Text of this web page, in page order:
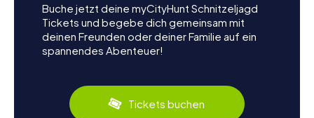
Buche jetzt deine myCityHunt Schnitzeljagd
Tickets und begebe dich gemeinsam mit
deinen Freunden oder deiner Familie auf ein
spannendes Abenteuer!
Tickets buchen